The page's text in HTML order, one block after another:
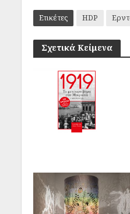
Ετικέτες HDP
Σχετικά Κείμενα